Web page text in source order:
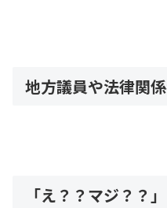
地方議員や法律関
「え？？マジ？？